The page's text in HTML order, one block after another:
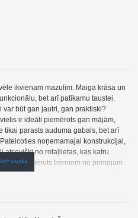
ikvienam mazulim. Maiga krāsa un
bet arī patīkamu taustei.
būt gan jautri, gan praktiski?
ir ideāli piemērots gan mājām,
tikai parasts auduma gabals, bet arī
Pateicoties noņemamajai konstrukcijai,
atsevišķi no rotaļlietas, kas katru
Piemērots bērniem no pirmajām
slēdzēji uz etiķetēm var būt bīstami. Lai
maisiņu, aiztaisāmo un etiķetes